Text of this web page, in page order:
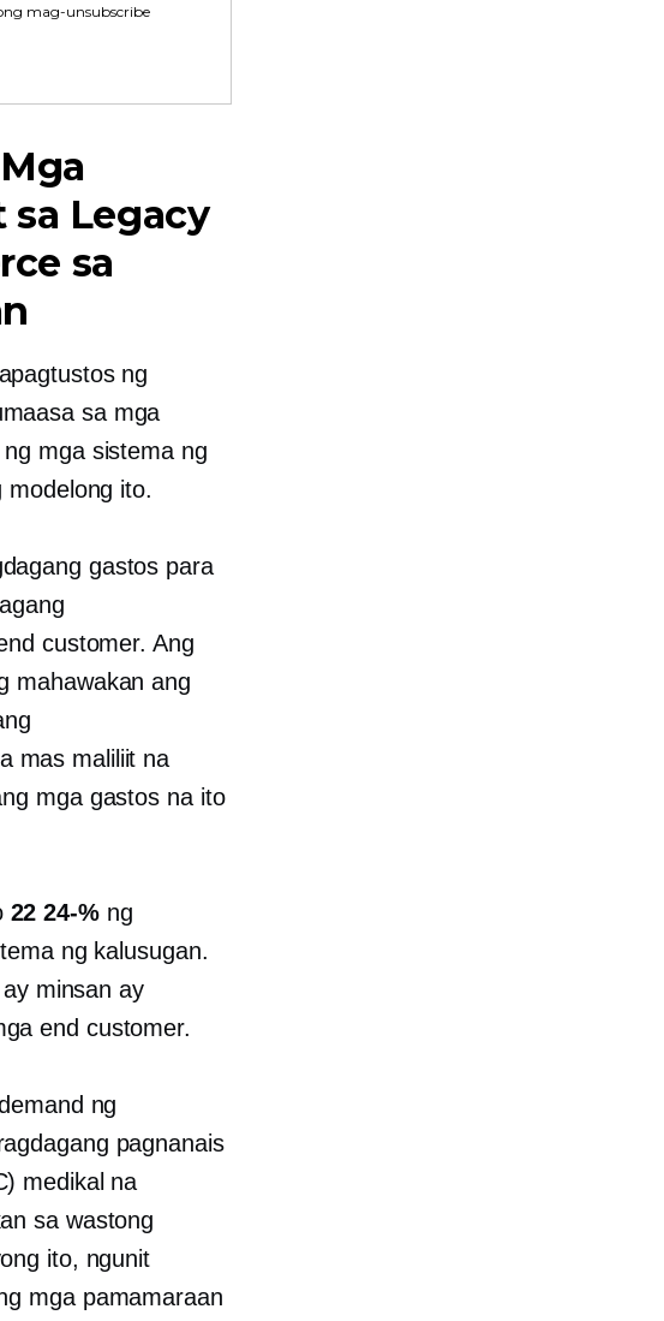
mag-unsubscribe
Legacy
sa
ng
sa mga
mga sistema ng
modelong ito.
gastos para
customer. Ang
mahawakan ang
mas maliliit na
mga gastos na ito
22 24-%ng
ng kalusugan.
minsan ay
end customer.
ng
pagnanais
medikal na
sa wastong
ito, ngunit
mga pamamaraan